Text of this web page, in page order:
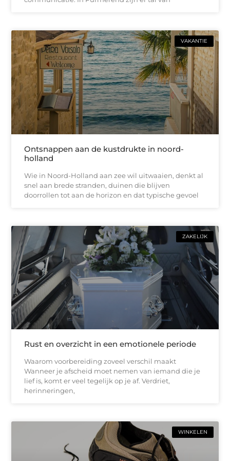
VAKANTIE
Ontsnappen aan de kustdrukte in noord-
holland
Wie in Noord-Holland aan zee wil uitwaaien, denkt al
snel aan brede stranden, duinen die blijven
doorrollen tot aan de horizon en dat typische gevoel
ZAKELIJK
Rust en overzicht in een emotionele periode
Waarom voorbereiding zoveel verschil maakt
Wanneer je afscheid moet nemen van iemand die je
lief is, komt er veel tegelijk op je af. Verdriet,
herinneringen,
WINKELEN